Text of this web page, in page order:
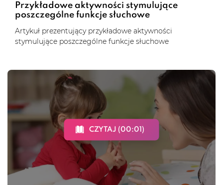
Przykładowe aktywności stymulujące
poszczególne funkcje słuchowe
Artykuł prezentujący przykładowe aktywności
stymulujące poszczególne funkcje słuchowe
CZYTAJ (00:01)